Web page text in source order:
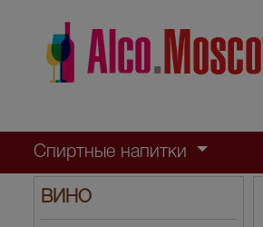
Спиртные напитки
ВИНО